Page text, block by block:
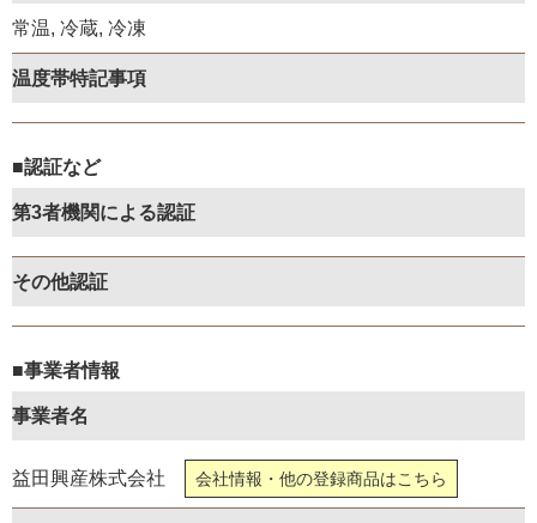
常温, 冷蔵, 冷凍
温度帯特記事項
■認証など
第3者機関による認証
その他認証
■事業者情報
事業者名
益田興産株式会社 会社情報・他の登録商品はこちら